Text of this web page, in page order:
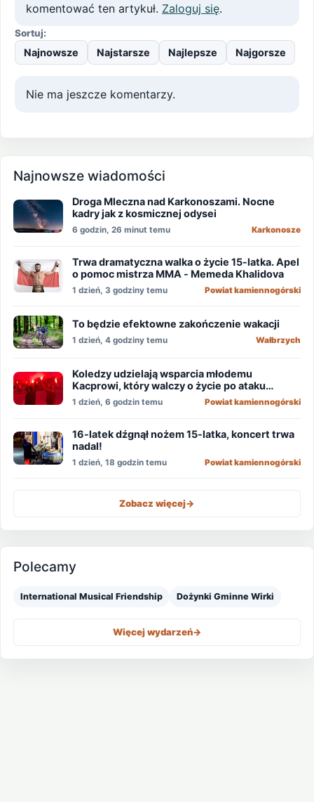
komentować ten artykuł. Zaloguj się.
Sortuj:
Najnowsze Najstarsze Najlepsze Najgorsze
Nie ma jeszcze komentarzy.
Najnowsze wiadomości
Droga Mleczna nad Karkonoszami. Nocne
kadry jak z kosmicznej odysei
6 godzin, 26 minut temu Karkonosze
Trwa dramatyczna walka o życie 15-latka. Apel
o pomoc mistrza MMA - Memeda Khalidova
1 dzień, 3 godziny temu Powiat kamiennogórski
To będzie efektowne zakończenie wakacji
1 dzień, 4 godziny temu Wałbrzych
Koledzy udzielają wsparcia młodemu
Kacprowi, który walczy o życie po ataku
nożownika!
1 dzień, 6 godzin temu Powiat kamiennogórski
16-latek dźgnął nożem 15-latka, koncert trwa
nadal!
1 dzień, 18 godzin temu Powiat kamiennogórski
Zobacz więcej->
Polecamy
International Musical Friendship Dożynki Gminne Wirki
Więcej wydarzeń->